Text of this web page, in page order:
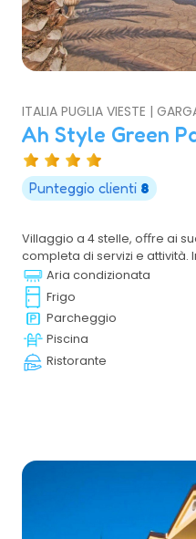
ITALIA PUGLIA VIESTE |
Ah Style Green
Punteggio clienti 8
Villaggio a 4 stelle, oﬀre ai
completa di servizi e attività.
incastonato tra le meraviglie
famiglie con bambini, per
ricordare tra natura,
Aria condizionata
Frigo
Parcheggio
Piscina
Ristorante